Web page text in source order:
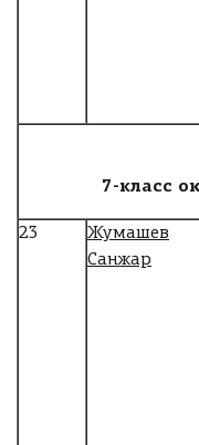
7-класс
23
Жумашев
Санжар